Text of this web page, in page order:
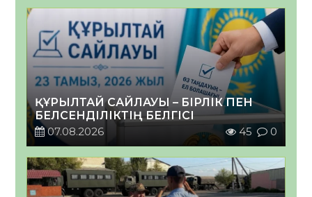
ҚҰРЫЛТАЙ САЙЛАУЫ – БІРЛІК ПЕН
БЕЛСЕНДІЛІКТІҢ БЕЛГІСІ
07.08.2026
45 0